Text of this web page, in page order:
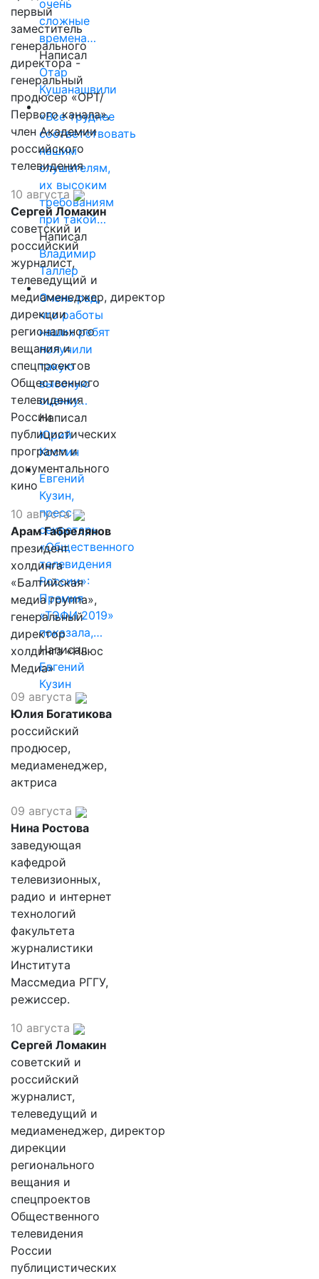
очень
сложные
времена…
Написал
Отар
Кушанашвили
«Все труднее
соответствовать
нашим
слушателям,
их высоким
требованиям
при такой…
Написал
Владимир
Таллер
Очень рад,
что работы
наших ребят
получили
такую
высокую
оценку…
Написал
Юрий
Костин
Евгений
Кузин,
пресс-
секретарь
«Общественного
телевидения
России»:
Премия
«ТЭФИ 2019»
показала,…
Написал
Евгений
Кузин
первый
заместитель
генерального
директора -
генеральный
продюсер «ОРТ/
Первого канала»,
член Академии
российского
телевидения
10 августа
Сергей Ломакин
советский и
российский
журналист,
телеведущий и
медиаменеджер, директор
дирекции
регионального
вещания и
спецпроектов
Общественного
телевидения
России
публицистических
программ и
документального
кино
10 августа
Арам Габрелянов
президент
холдинга
«Балтийская
медиа группа»,
генеральный
директор
холдинга «Ньюс
Медиа»
09 августа
Юлия Богатикова
российский
продюсер,
медиаменеджер,
актриса
09 августа
Нина Ростова
заведующая
кафедрой
телевизионных,
радио и интернет
технологий
факультета
журналистики
Института
Массмедиа РГГУ,
режиссер.
10 августа
Сергей Ломакин
советский и
российский
журналист,
телеведущий и
медиаменеджер, директор
дирекции
регионального
вещания и
спецпроектов
Общественного
телевидения
России
публицистических